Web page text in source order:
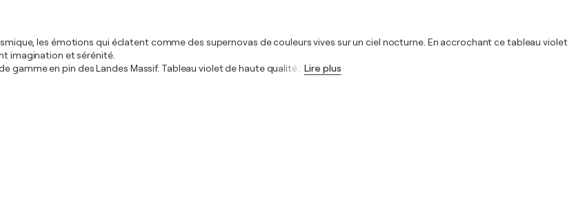
les émotions qui éclatent comme des supernovas de couleurs vives sur un ciel nocturne. En accrochant ce tableau violet
imagination et sérénité.
gamme en pin des Landes Massif. Tableau violet de haute qualité
Lire plus